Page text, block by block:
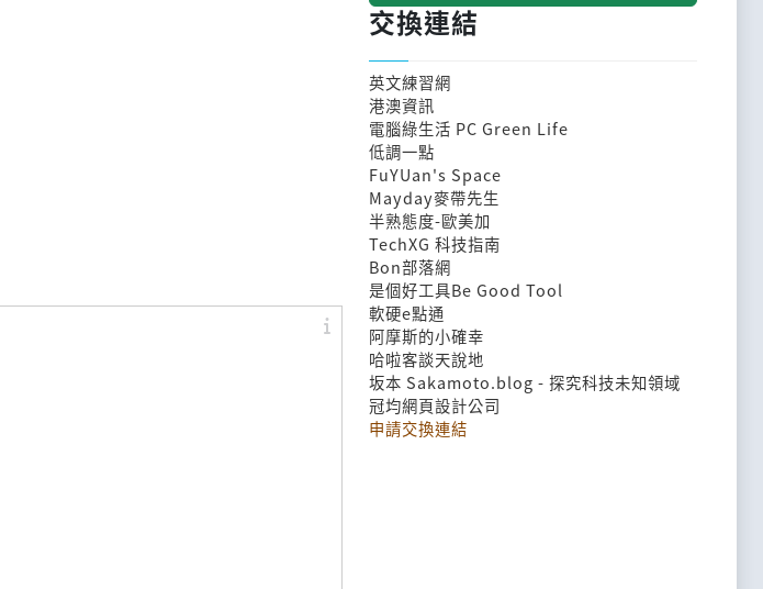
交換連結
英文練習網
港澳資訊
電腦綠生活 PC Green Life
低調一點
FuYUan's Space
Mayday麥帶先生
半熟態度-歐美加
TechXG 科技指南
Bon部落網
是個好工具Be Good Tool
軟硬e點通
阿摩斯的小確幸
哈啦客談天說地
坂本 Sakamoto.blog - 探究科技未知領域
冠均網頁設計公司
申請交換連結